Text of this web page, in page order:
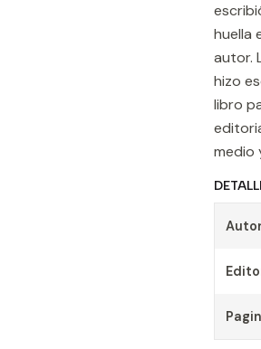
huella
autor.
hizo
libro
medio